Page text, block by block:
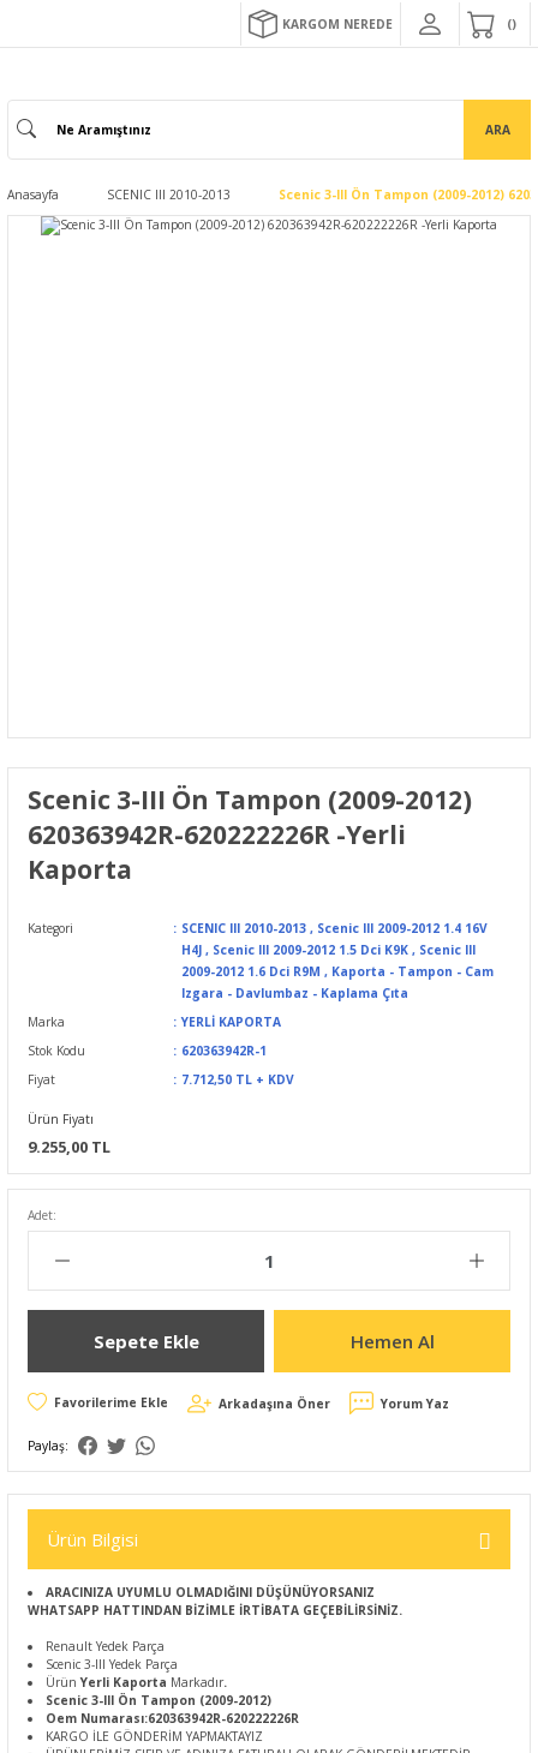
KARGOM NEREDE
ARA
Anasayfa SCENIC III 2010-2013 Scenic 3-III Ön Tampon (2009-2012)
Scenic 3-III Ön Tampon (2009-2012)
620363942R-620222226R -Yerli
Kaporta
Kategori SCENIC III 2010-2013 , Scenic III 2009-2012 1.4 16V
H4J , Scenic III 2009-2012 1.5 Dci K9K , Scenic III
2009-2012 1.6 Dci R9M , Kaporta - Tampon - Cam
Izgara - Davlumbaz - Kaplama Çıta
Marka
YERLİ KAPORTA
Stok Kodu
620363942R-1
Fiyat
7.712,50 TL + KDV
Ürün Fiyatı
9.255,00 TL
Adet:
Sepete Ekle Hemen Al
Arkadaşına Öner Yorum Yaz
Paylaş:
Ürün Bilgisi
ARACINIZA UYUMLU OLMADIĞINI DÜŞÜNÜYORSANIZ
WHATSAPP HATTINDAN BİZİMLE İRTİBATA GEÇEBİLİRSİNİZ.
Renault Yedek Parça
Scenic 3-III Yedek Parça
ÜrünYerli Kaporta Markadır.
Scenic 3-III Ön Tampon (2009-2012)
Oem Numarası:620363942R-620222226R
KARGO İLE GÖNDERİM YAPMAKTAYIZ